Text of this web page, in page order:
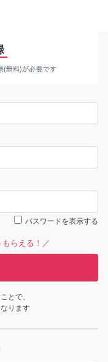
パスワードを表示する
らえる！／
とで、
ります